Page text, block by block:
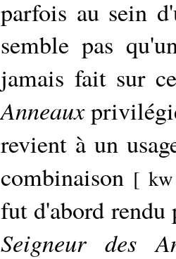
parfois au sein
semble pas
jamais fait sur
Anneaux
revient à un
combinaison [
fut d'abord
Seigneur des